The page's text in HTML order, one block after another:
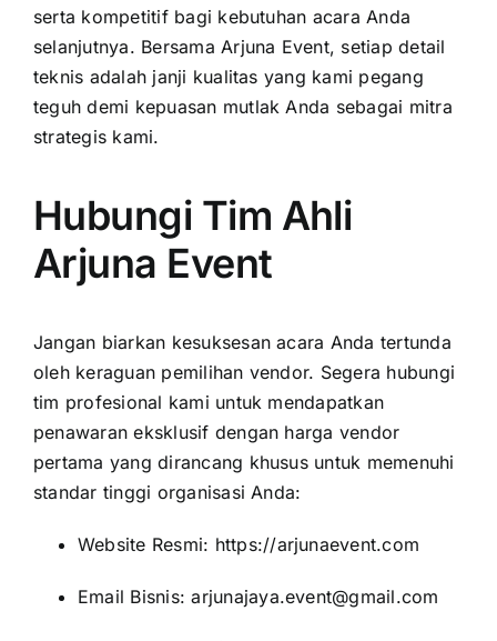
serta kompetitif bagi kebutuhan acara Anda
selanjutnya. Bersama Arjuna Event, setiap detail
teknis adalah janji kualitas yang kami pegang
teguh demi kepuasan mutlak Anda sebagai mitra
strategis kami.
Hubungi Tim Ahli
Arjuna Event
Jangan biarkan kesuksesan acara Anda tertunda
oleh keraguan pemilihan vendor. Segera hubungi
tim profesional kami untuk mendapatkan
penawaran eksklusif dengan harga vendor
pertama yang dirancang khusus untuk memenuhi
standar tinggi organisasi Anda:
Website Resmi: https://arjunaevent.com
Email Bisnis: arjunajaya.event@gmail.com